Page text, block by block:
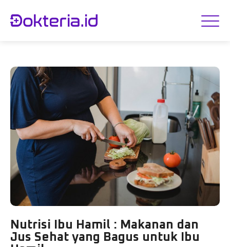
Nutrisi Ibu Hamil : Makanan dan
Jus Sehat yang Bagus untuk Ibu